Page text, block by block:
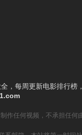
，每周更新电影排行榜
作任何视频，不承担任